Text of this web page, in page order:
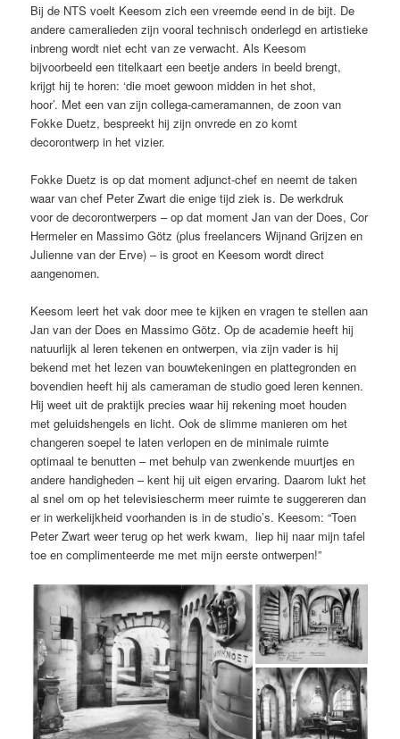
Bij de NTS voelt Keesom zich een vreemde eend in de bijt. De
andere cameralieden zijn vooral technisch onderlegd en artistieke
inbreng wordt niet echt van ze verwacht. Als Keesom
bijvoorbeeld een titelkaart een beetje anders in beeld brengt,
krijgt hij te horen: ‘die moet gewoon midden in het shot,
hoor’. Met een van zijn collega-cameramannen, de zoon van
Fokke Duetz, bespreekt hij zijn onvrede en zo komt
decorontwerp in het vizier.
Fokke Duetz is op dat moment adjunct-chef en neemt de taken
waar van chef Peter Zwart die enige tijd ziek is. De werkdruk
voor de decorontwerpers – op dat moment Jan van der Does, Cor
Hermeler en Massimo Götz (plus freelancers Wijnand Grijzen en
Julienne van der Erve) – is groot en Keesom wordt direct
aangenomen.
Keesom leert het vak door mee te kijken en vragen te stellen aan
Jan van der Does en Massimo Götz. Op de academie heeft hij
natuurlijk al leren tekenen en ontwerpen, via zijn vader is hij
bekend met het lezen van bouwtekeningen en plattegronden en
bovendien heeft hij als cameraman de studio goed leren kennen.
Hij weet uit de praktijk precies waar hij rekening moet houden
met geluidshengels en licht. Ook de slimme manieren om het
changeren soepel te laten verlopen en de minimale ruimte
optimaal te benutten – met behulp van zwenkende muurtjes en
andere handigheden – kent hij uit eigen ervaring. Daarom lukt het
al snel om op het televisiescherm meer ruimte te suggereren dan
er in werkelijkheid voorhanden is in de studio’s. Keesom: “Toen
Peter Zwart weer terug op het werk kwam, liep hij naar mijn tafel
toe en complimenteerde me met mijn eerste ontwerpen!”